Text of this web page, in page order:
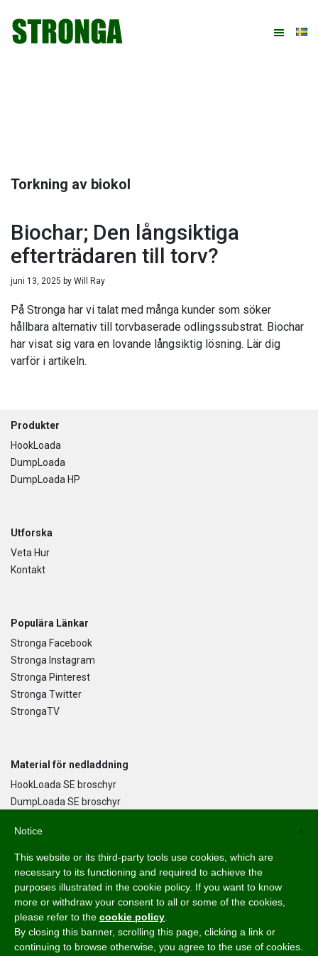
huvudnavigering
huvudinnehåll
det
sidfot
Torkning av biokol
Biochar; Den långsiktiga
efterträdaren till torv?
juni 13, 2025 by Will Ray
På Stronga har vi talat med många kunder som söker
hållbara alternativ till torvbaserade odlingssubstrat. Biochar
har visat sig vara en lovande långsiktig lösning. Lär dig
varför i artikeln.
Footer
Produkter
HookLoada
DumpLoada
DumpLoada HP
Utforska
Veta Hur
Kontakt
Populära Länkar
Stronga Facebook
Stronga Instagram
Stronga Pinterest
Stronga Twitter
StrongaTV
Material för nedladdning
HookLoada SE broschyr
DumpLoada SE broschyr
Språk
English
Svenska
Dansk
Norsk Bokmål
×
Notice
This website or its third-party tools use cookies, which are
necessary to its functioning and required to achieve the
purposes illustrated in the cookie policy. If you want to know
more or withdraw your consent to all or some of the cookies,
please refer to the cookie policy
By closing this banner, scrolling this page, clicking a link or
continuing to browse otherwise, you agree to the use of cookies.